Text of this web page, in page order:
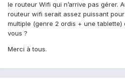
le routeur Wifi qui n’arrive pas gérer.
routeur wifi serait assez puissant
multiple (genre 2 ordis + une tablette)
vous ?
Merci à tous.